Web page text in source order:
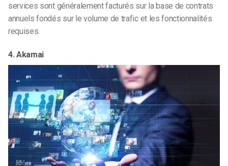
services sont généralement facturés sur la base de contrats
annuels fondés sur le volume de trafic et les fonctionnalités
requises.
4. Akamai